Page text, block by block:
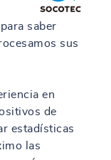
para saber
sus
en
de
estadísticas
las